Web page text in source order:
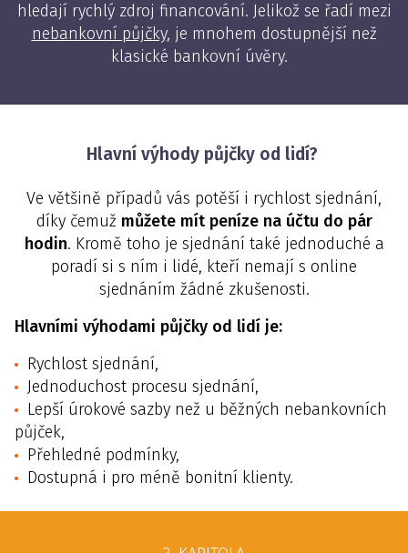
hledají rychlý zdroj financování. Jelikož se řadí mezi
nebankovní půjčky, je mnohem dostupnější než
klasické bankovní úvěry.
Hlavní výhody půjčky od lidí?
Ve většině případů vás potěší i rychlost sjednání,
díky čemuž můžete mít peníze na účtu do pár
hodin. Kromě toho je sjednání také jednoduché a
poradí si s ním i lidé, kteří nemají s online
sjednáním žádné zkušenosti.
Hlavními výhodami půjčky od lidí je:
Rychlost sjednání,
Jednoduchost procesu sjednání,
Lepší úrokové sazby než u běžných nebankovních
půjček,
Přehledné podmínky,
Dostupná i pro méně bonitní klienty.